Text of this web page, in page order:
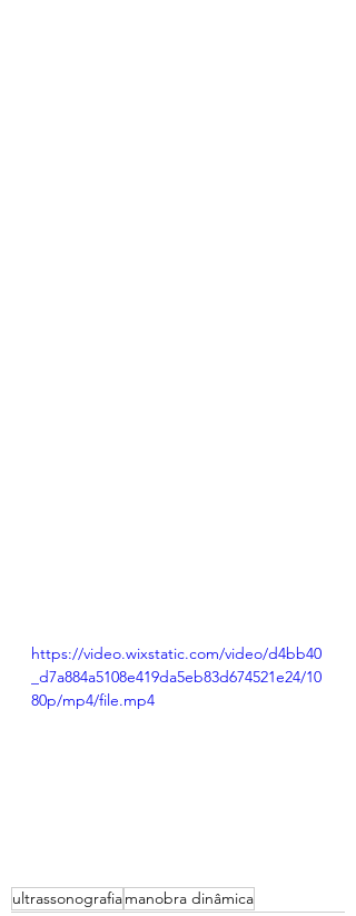
https://video.wixstatic.com/video/d4bb40
_d7a884a5108e419da5eb83d674521e24/10
80p/mp4/file.mp4
ultrassonografiamanobra dinâmica